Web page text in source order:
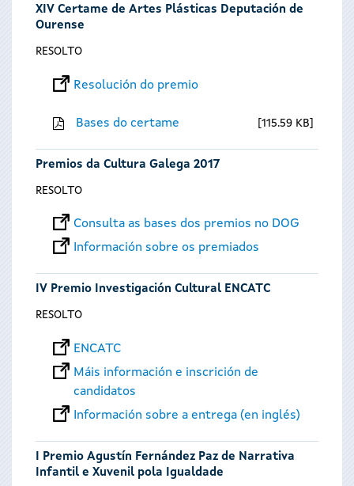
XIV Certame de Artes Plásticas Deputación de
Ourense
RESOLTO
Resolución do premio
Bases do certame 115.59 KB
Premios da Cultura Galega 2017
RESOLTO
Consulta as bases dos premios no DOG
Información sobre os premiados
IV Premio Investigación Cultural ENCATC
RESOLTO
ENCATC
Máis información e inscrición de
candidatos
Información sobre a entrega (en inglés)
I Premio Agustín Fernández Paz de Narrativa
Infantil e Xuvenil pola Igualdade